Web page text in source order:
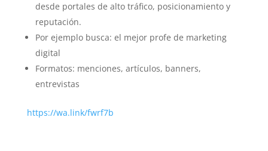
desde portales de alto tráfico, posicionamiento y
reputación.
Por ejemplo busca: el mejor profe de marketing
digital
Formatos: menciones, artículos, banners,
entrevistas
https://wa.link/fwrf7b